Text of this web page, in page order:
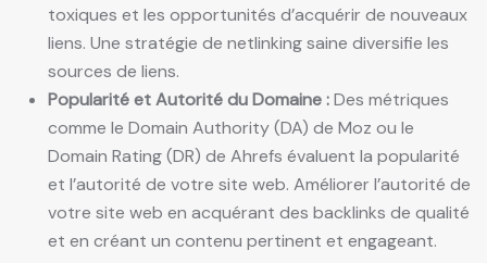
toxiques et les opportunités d’acquérir de nouveaux
liens. Une stratégie de netlinking saine diversifie les
sources de liens.
Popularité et Autorité du Domaine :Des métriques
comme le Domain Authority (DA) de Moz ou le
Domain Rating (DR) de Ahrefs évaluent la popularité
et l’autorité de votre site web. Améliorer l’autorité de
votre site web en acquérant des backlinks de qualité
et en créant un contenu pertinent et engageant.